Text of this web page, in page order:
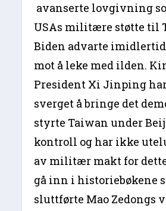
avanserte lovgivning
USAs militære støtte til
Biden advarte
mot å leke med ilden.
President Xi Jinping
sverget å bringe det
styrte Taiwan under
kontroll og har ikke
av militær makt for
gå inn i historiebøkene
sluttførte Mao Zedongs